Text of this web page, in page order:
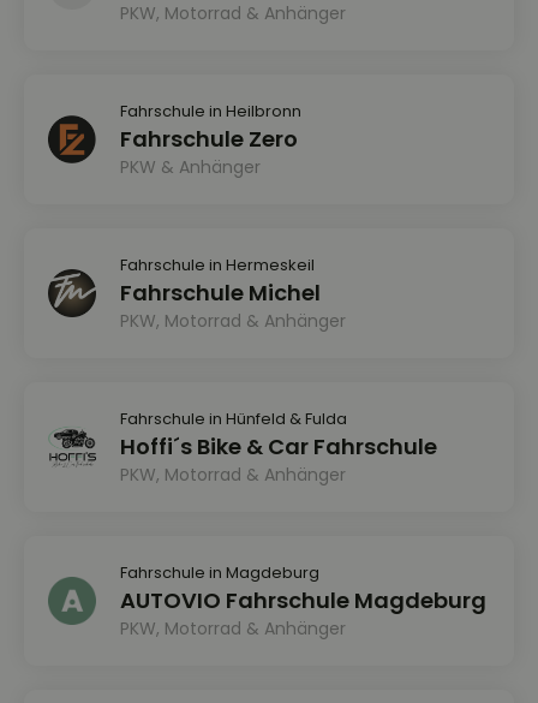
PKW, Motorrad & Anhänger
Fahrschule in Heilbronn
Fahrschule Zero
PKW & Anhänger
Fahrschule in Hermeskeil
Fahrschule Michel
PKW, Motorrad & Anhänger
Fahrschule in Hünfeld & Fulda
Hoffi´s Bike & Car Fahrschule
PKW, Motorrad & Anhänger
Fahrschule in Magdeburg
AUTOVIO Fahrschule Magdeburg
PKW, Motorrad & Anhänger